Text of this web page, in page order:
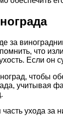
за
что
Если он
чтобы
учитывая
ухода за